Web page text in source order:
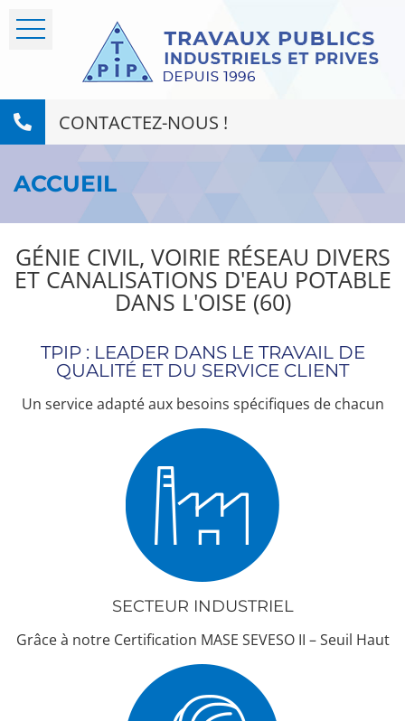
CONTACTEZ-NOUS !
ACCUEIL
GÉNIE CIVIL, VOIRIE RÉSEAU DIVERS
ET CANALISATIONS D'EAU POTABLE
DANS L'OISE (60)
TPIP : LEADER DANS LE TRAVAIL DE
QUALITÉ ET DU SERVICE CLIENT
Un service adapté aux besoins spécifiques de chacun
SECTEUR INDUSTRIEL
Grâce à notre Certification MASE SEVESO II – Seuil Haut